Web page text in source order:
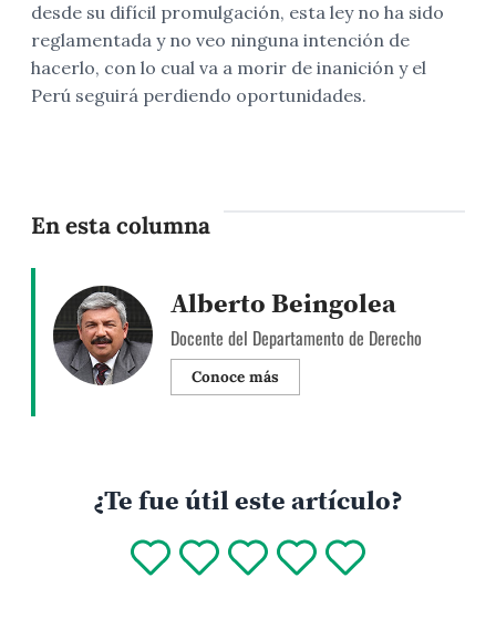
desde su difícil promulgación, esta ley no ha sido
reglamentada y no veo ninguna intención de
hacerlo, con lo cual va a morir de inanición y el
Perú seguirá perdiendo oportunidades.
En esta columna
Alberto Beingolea
Docente del Departamento de Derecho
Conoce más
¿Te fue útil este artículo?